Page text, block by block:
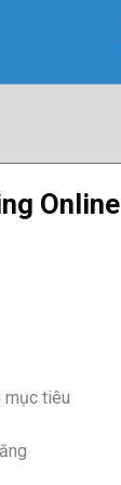
Online
mục tiêu